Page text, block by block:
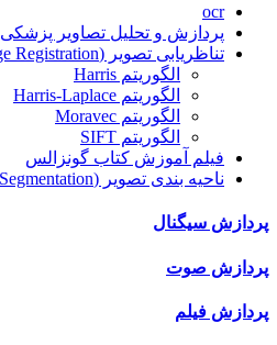
ocr
پردازش و تحلیل تصاویر پزشکی
تناظریابی تصویر (Image Registration)
الگوریتم Harris
الگوریتم Harris-Laplace
الگوریتم Moravec
الگوریتم SIFT
فیلم آموزش کتاب گونزالس
ناحیه بندی تصویر (Image Segmentation)
پردازش سیگنال
پردازش صوت
پردازش فیلم